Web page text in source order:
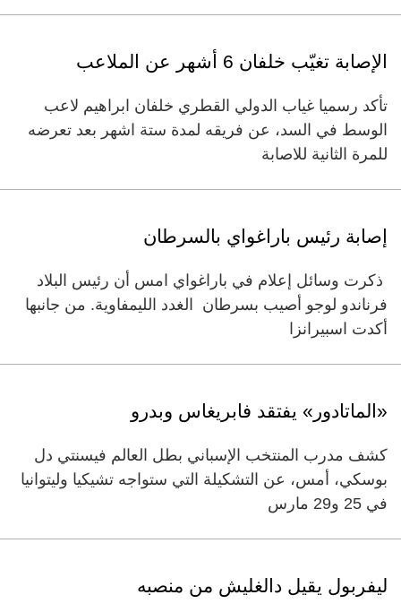
الإصابة تغيّب خلفان 6 أشهر عن الملاعب
تأكد رسميا غياب الدولي القطري خلفان ابراهيم لاعب
الوسط في السد، عن فريقه لمدة ستة اشهر بعد تعرضه
للمرة الثانية للاصابة
إصابة رئيس باراغواي بالسرطان
­ ذكرت وسائل إعلام في باراغواي امس أن رئيس البلاد
فرناندو لوجو أصيب بسرطان الغدد الليمفاوية. من جانبها
أكدت اسبيرانزا
«الماتادور» يفتقد فابريغاس وبدرو
كشف مدرب المنتخب الإسباني بطل العالم فيسنتي دل
بوسكي، أمس، عن التشكيلة التي ستواجه تشيكيا وليتوانيا
في 25 و29 مارس
ليفربول يقيل دالغليش من منصبه